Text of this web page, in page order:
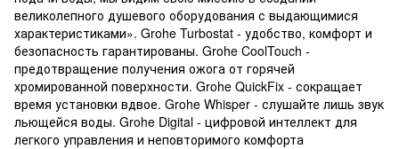
великолепного душевого оборудования с выдающимися
характеристиками». Grohe Turbostat - удобство, комфорт и
безопасность гарантированы. Grohe CoolTouch -
предотвращение получения ожога от горячей
хромированной поверхности. Grohe QuickFix - сокращает
время установки вдвое. Grohe Whisper - слушайте лишь звук
льющейся воды. Grohe Digital - цифровой интеллект для
легкого управления и неповторимого комфорта